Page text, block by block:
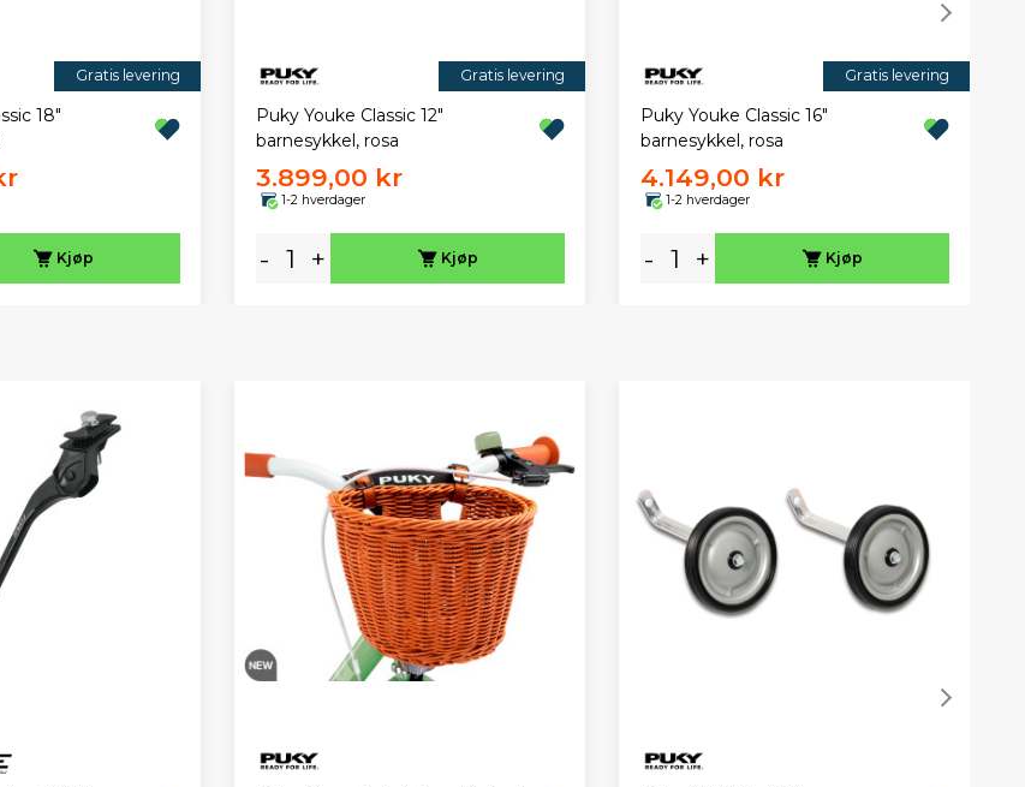
Gratis levering
18"
Kjøp
Gratis levering
Puky Youke Classic 12"
barnesykkel, rosa
3.899,00 kr
1-2 hverdager
- + Kjøp
Gratis levering
Puky Youke Classic 16"
barnesykkel, rosa
4.149,00 kr
1-2 hverdager
- + Kjøp